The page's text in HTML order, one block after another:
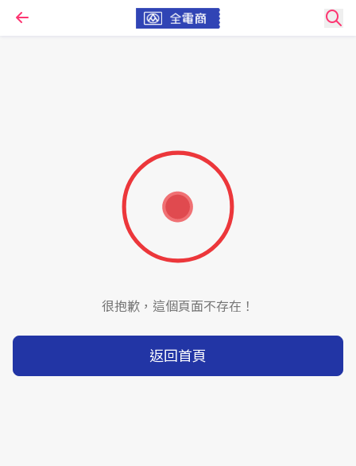
很抱歉，這個頁面不存在！
返回首頁